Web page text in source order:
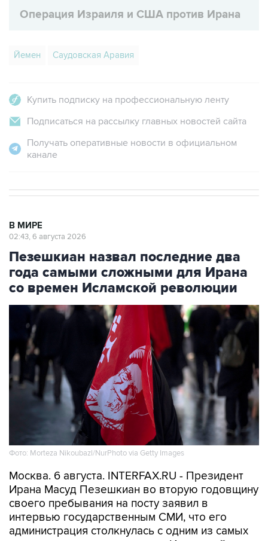
Подписаться на рассылку главных новостей сайта
Получать оперативные новости в официальном
канале
Пезешкиан назвал последние два
года самыми сложными для Ирана
со времен Исламской революции
Фото: Morteza Nikoubazl/NurPhoto via Getty Images
Москва. 6 августа. INTERFAX.RU - Президент
своего пребывания на посту заявил в
интервью государственным СМИ, что его
администрация столкнулась с одним из самых
сложных периодов со времен Исламской
революции 1979 года.